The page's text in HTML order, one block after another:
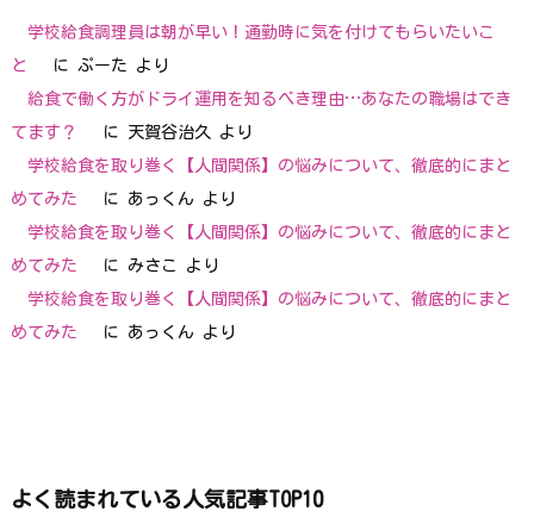
学校給食調理員は朝が早い！通勤時に気を付けてもらいたいこ
と
に ぷーた より
給食で働く方がドライ運用を知るべき理由…あなたの職場はでき
てます？
に 天賀谷治久 より
学校給食を取り巻く【人間関係】の悩みについて、徹底的にまと
めてみた
に あっくん より
学校給食を取り巻く【人間関係】の悩みについて、徹底的にまと
めてみた
に みさこ
より
学校給食を取り巻く【人間関係】の悩みについて、徹底的にまと
めてみた
に あっくん より
よく読まれている人気記事TOP10